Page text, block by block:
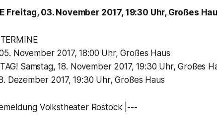
Freitag, 03. November 2017, 19:30 Uhr, Großes
November 2017, 18:00 Uhr, Großes Haus
Samstag, 18. November 2017, 19:30 Uhr, Großes
Dezember 2017, 19:30 Uhr, Großes Haus
Volkstheater Rostock |---